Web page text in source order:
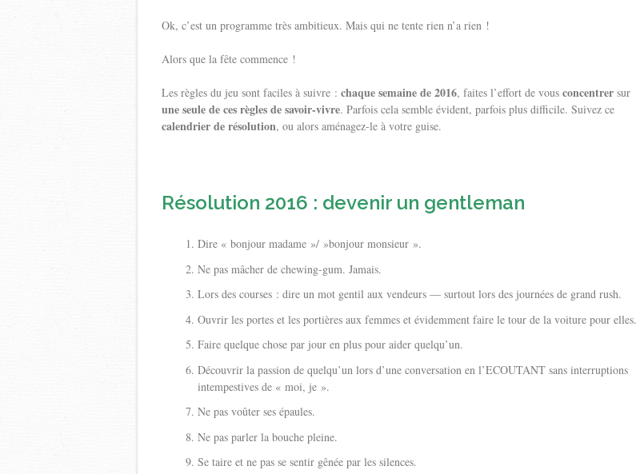
Ok, c’est un programme très ambitieux. Mais qui ne tente rien n’a rien !
Alors que la fête commence !
Les règles du jeu sont faciles à suivre : chaque semaine de 2016, faites l’effort de vous concentrer sur
une seule de ces règles de savoir-vivre. Parfois cela semble évident, parfois plus difficile. Suivez ce
calendrier de résolution, ou alors aménagez-le à votre guise.
Résolution 2016 : devenir un gentleman
Dire « bonjour madame »/ »bonjour monsieur ».
Ne pas mâcher de chewing-gum. Jamais.
Lors des courses : dire un mot gentil aux vendeurs — surtout lors des journées de grand rush.
Ouvrir les portes et les portières aux femmes et évidemment faire le tour de la voiture pour elles.
Faire quelque chose par jour en plus pour aider quelqu’un.
Découvrir la passion de quelqu’un lors d’une conversation en l’ECOUTANT sans interruptions
intempestives de « moi, je ».
Ne pas voûter ses épaules.
Ne pas parler la bouche pleine.
Se taire et ne pas se sentir gênée par les silences.